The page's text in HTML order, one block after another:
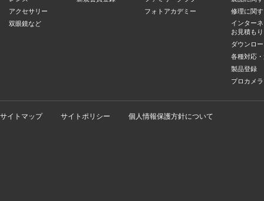
アクセサリー
双眼鏡など
フォトアカデミー
修理に関
インター
お見積もり
ダウンロ
各種対応
製品登録
プロカメ
サイトマップ サイトポリシー 個人情報保護方針について